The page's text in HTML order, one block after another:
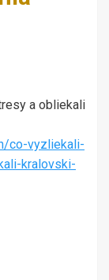
a obliekali
co-vyzliekali-
kralovski-